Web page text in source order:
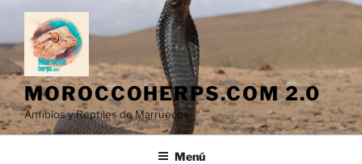
Saltar
contenido
MOROCCOHERPS.COM 2.0
Anfibios y Reptiles de Marruecos
Menú